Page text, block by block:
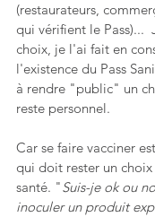
(restaurateurs,
qui vérifient le Pass)...
choix, je l'ai fait en
l'existence du Pass
à rendre "public" un
reste personnel.
Car se faire vacciner
qui doit rester un
santé. "Suis-je ok ou
inoculer un produit